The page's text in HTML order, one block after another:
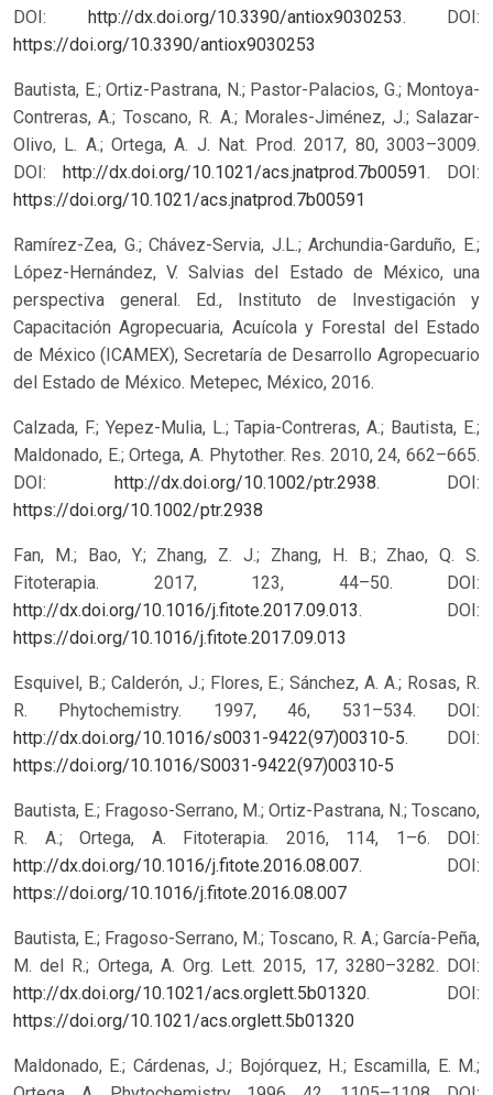
DOI: http://dx.doi.org/10.3390/antiox9030253. DOI:
https://doi.org/10.3390/antiox9030253
Bautista, E.; Ortiz-Pastrana, N.; Pastor-Palacios, G.; Montoya-
Contreras, A.; Toscano, R. A.; Morales-Jiménez, J.; Salazar-
Olivo, L. A.; Ortega, A. J. Nat. Prod. 2017, 80, 3003–3009.
DOI: http://dx.doi.org/10.1021/acs.jnatprod.7b00591. DOI:
https://doi.org/10.1021/acs.jnatprod.7b00591
Ramírez-Zea, G.; Chávez-Servia, J.L.; Archundia-Garduño, E.;
López-Hernández, V. Salvias del Estado de México, una
perspectiva general. Ed., Instituto de Investigación y
Capacitación Agropecuaria, Acuícola y Forestal del Estado
de México (ICAMEX), Secretaría de Desarrollo Agropecuario
del Estado de México. Metepec, México, 2016.
Calzada, F.; Yepez-Mulia, L.; Tapia-Contreras, A.; Bautista, E.;
Maldonado, E.; Ortega, A. Phytother. Res. 2010, 24, 662–665.
DOI: http://dx.doi.org/10.1002/ptr.2938. DOI:
https://doi.org/10.1002/ptr.2938
Fan, M.; Bao, Y.; Zhang, Z. J.; Zhang, H. B.; Zhao, Q. S.
Fitoterapia. 2017, 123, 44–50. DOI:
http://dx.doi.org/10.1016/j.fitote.2017.09.013. DOI:
https://doi.org/10.1016/j.fitote.2017.09.013
Esquivel, B.; Calderón, J.; Flores, E.; Sánchez, A. A.; Rosas, R.
R. Phytochemistry. 1997, 46, 531–534. DOI:
http://dx.doi.org/10.1016/s0031-9422(97)00310-5. DOI:
https://doi.org/10.1016/S0031-9422(97)00310-5
Bautista, E.; Fragoso-Serrano, M.; Ortiz-Pastrana, N.; Toscano,
R. A.; Ortega, A. Fitoterapia. 2016, 114, 1–6. DOI:
http://dx.doi.org/10.1016/j.fitote.2016.08.007. DOI:
https://doi.org/10.1016/j.fitote.2016.08.007
Bautista, E.; Fragoso-Serrano, M.; Toscano, R. A.; García-Peña,
M. del R.; Ortega, A. Org. Lett. 2015, 17, 3280–3282. DOI:
http://dx.doi.org/10.1021/acs.orglett.5b01320. DOI:
https://doi.org/10.1021/acs.orglett.5b01320
Maldonado, E.; Cárdenas, J.; Bojórquez, H.; Escamilla, E. M.;